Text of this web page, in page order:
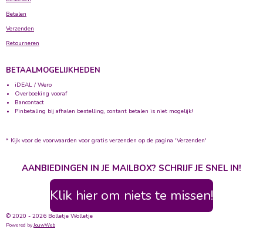
Betalen
Verzenden
Retourneren
BETAALMOGELIJKHEDEN
iDEAL / Wero
Overboeking vooraf
Bancontact
Pinbetaling bij afhalen bestelling, contant betalen is niet mogelijk!
* Kijk voor de voorwaarden voor gratis verzenden op de pagina 'Verzenden'
AANBIEDINGEN IN JE MAILBOX? SCHRIJF JE SNEL IN!
Klik hier om niets te missen!
© 2020 - 2026 Bolletje Wolletje
Powered byJouwWeb